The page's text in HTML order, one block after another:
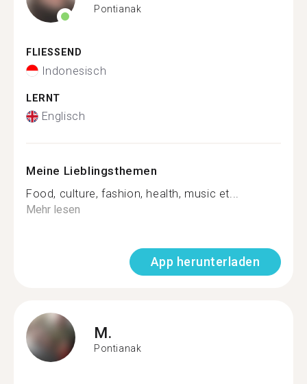
Pontianak
FLIESSEND
Indonesisch
LERNT
Englisch
Meine Lieblingsthemen
Food, culture, fashion, health, music et...
Mehr lesen
App herunterladen
M.
Pontianak